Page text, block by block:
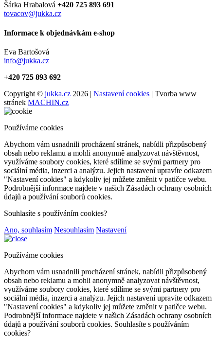
Šárka Hrabalová +420 725 893 691
tovacov@jukka.cz
Informace k objednávkám e-shop
Eva Bartošová
info@jukka.cz
+420 725 893 692
Copyright © jukka.cz 2026 | Nastavení cookies | Tvorba www
stránek MACHIN.cz
Používáme cookies
Abychom vám usnadnili procházení stránek, nabídli přizpůsobený
obsah nebo reklamu a mohli anonymně analyzovat návštěvnost,
využíváme soubory cookies, které sdílíme se svými partnery pro
sociální média, inzerci a analýzu. Jejich nastavení upravíte odkazem
"Nastavení cookies" a kdykoliv jej můžete změnit v patičce webu.
Podrobnější informace najdete v našich Zásadách ochrany osobních
údajů a používání souborů cookies.
Souhlasíte s používáním cookies?
Ano, souhlasím Nesouhlasím Nastavení
Používáme cookies
Abychom vám usnadnili procházení stránek, nabídli přizpůsobený
obsah nebo reklamu a mohli anonymně analyzovat návštěvnost,
využíváme soubory cookies, které sdílíme se svými partnery pro
sociální média, inzerci a analýzu. Jejich nastavení upravíte odkazem
"Nastavení cookies" a kdykoliv jej můžete změnit v patičce webu.
Podrobnější informace najdete v našich Zásadách ochrany osobních
údajů a používání souborů cookies. Souhlasíte s používáním
cookies?